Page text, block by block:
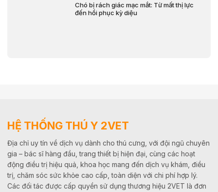
Chó bị rách giác mạc mắt: Từ mất thị lực
đến hồi phục kỳ diệu
HỆ THỐNG THÚ Y 2VET
Địa chỉ uy tín về dịch vụ dành cho thú cưng, với đội ngũ chuyên
gia – bác sĩ hàng đầu, trang thiết bị hiện đại, cùng các hoạt
động điều trị hiệu quả, khoa học mang đến dịch vụ khám, điều
trị, chăm sóc sức khỏe cao cấp, toàn diện với chi phí hợp lý.
Các đối tác được cấp quyền sử dụng thương hiệu 2VET là đơn